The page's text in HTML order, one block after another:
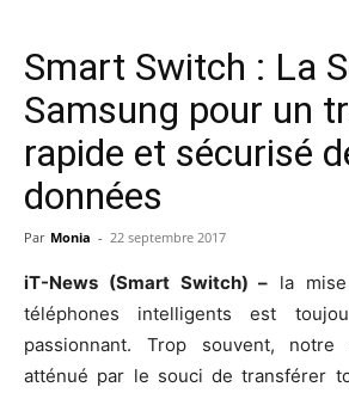
Smart Switch : La
Samsung pour un
rapide et sécurisé
données
Par Monia - 22 septembre 2017
iT-News (Smart Switch) – la
téléphones intelligents est
passionnant. Trop souvent, notre
atténué par le souci de transférer